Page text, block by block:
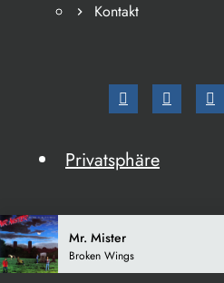
Kontakt
Privatsphäre
Mr. Mister
Broken Wings